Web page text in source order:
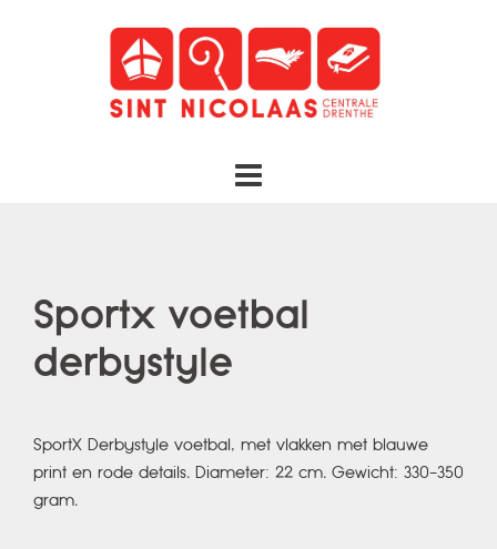
Sportx voetbal
derbystyle
SportX Derbystyle voetbal, met vlakken met blauwe
print en rode details. Diameter: 22 cm. Gewicht: 330-350
gram.